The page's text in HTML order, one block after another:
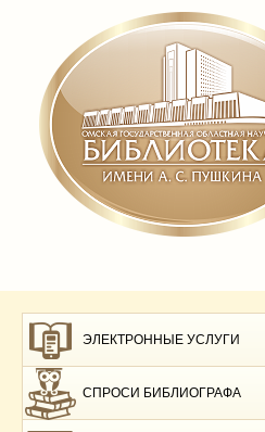
ЭЛЕКТРОННЫЕ УСЛУГИ
СПРОСИ БИБЛИОГРАФА